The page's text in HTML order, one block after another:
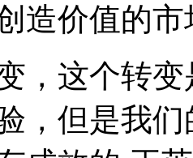
造价值的
，这个转
，但是我